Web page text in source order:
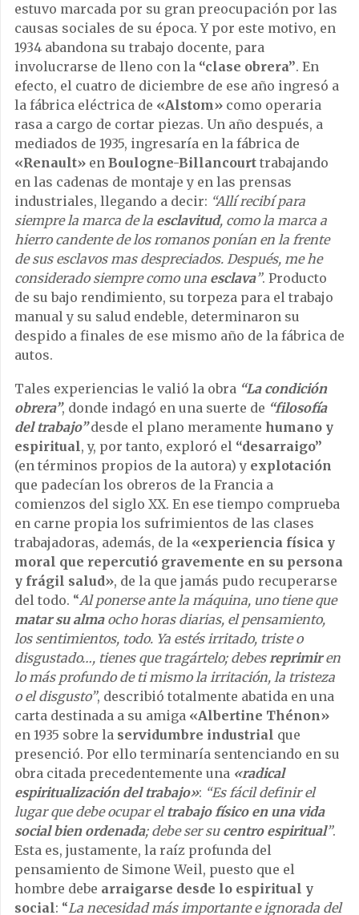
estuvo marcada por su gran preocupación por las
causas sociales de su época. Y por este motivo, en
1934 abandona su trabajo docente, para
involucrarse de lleno con la “clase obrera”. En
efecto, el cuatro de diciembre de ese año ingresó a
la fábrica eléctrica de «Alstom» como operaria
rasa a cargo de cortar piezas. Un año después, a
mediados de 1935, ingresaría en la fábrica de
«Renault» en Boulogne-Billancourt trabajando
en las cadenas de montaje y en las prensas
industriales, llegando a decir: “Allí recibí para
siempre la marca de la esclavitud, como la marca a
hierro candente de los romanos ponían en la frente
de sus esclavos mas despreciados. Después, me he
considerado siempre como una esclava”. Producto
de su bajo rendimiento, su torpeza para el trabajo
manual y su salud endeble, determinaron su
despido a finales de ese mismo año de la fábrica de
autos.
Tales experiencias le valió la obra “La condición
obrera”, donde indagó en una suerte de “filosofía
del trabajo”desde el plano meramente humano y
espiritual, y, por tanto, exploró el “desarraigo”
(en términos propios de la autora) y explotación
que padecían los obreros de la Francia a
comienzos del siglo XX. En ese tiempo comprueba
en carne propia los sufrimientos de las clases
trabajadoras, además, de la «experiencia física y
moral que repercutió gravemente en su persona
y frágil salud», de la que jamás pudo recuperarse
del todo. “Al ponerse ante la máquina, uno tiene que
matar su almaocho horas dia­rias, el pensamiento,
los sentimientos, todo. Ya estés irri­tado, triste o
disgustado…, tienes que tragártelo; debesreprimiren
lo más profundo de ti mismo la irritación, la tristeza
o el disgusto”, describió totalmente abatida en una
carta destinada a su amiga «Albertine Thénon»
en 1935 sobre la servidumbre industrial que
presenció. Por ello terminaría sentenciando en su
obra citada precedentemente una «radical
espiritualización del trabajo»: “Es fácil definir el
lugar que debe ocupar eltrabajo físico en una vida
social bien ordenada; debe ser su centro espiritual”.
Esta es, justamente, la raíz profunda del
pensamiento de Simone Weil, puesto que el
hombre debe arraigarse desde lo espiritual y
social: “La necesidad más importante e ignorada del